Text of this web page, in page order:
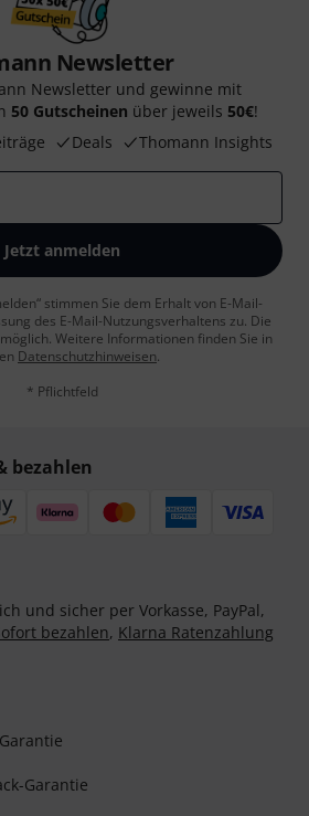
Newsletter
Newsletter und gewinne mit
50 Gutscheinen über jeweils 50€!
Deals Thomann Insights
Jetzt anmelden
stimmen Sie dem Erhalt von E-Mail-
des E-Mail-Nutzungsverhaltens zu. Die
Weitere Informationen finden Sie in
Datenschutzhinweisen.
* Pflichtfeld
bezahlen
und sicher per Vorkasse, PayPal,
bezahlen, Klarna Ratenzahlung
Garantie